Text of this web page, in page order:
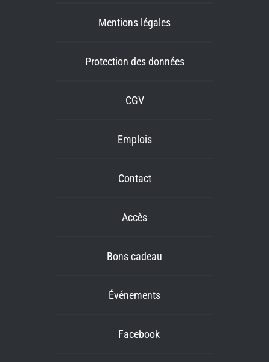
Mentions légales
Protection des données
CGV
Emplois
Contact
Accès
Bons cadeau
Événements
Facebook